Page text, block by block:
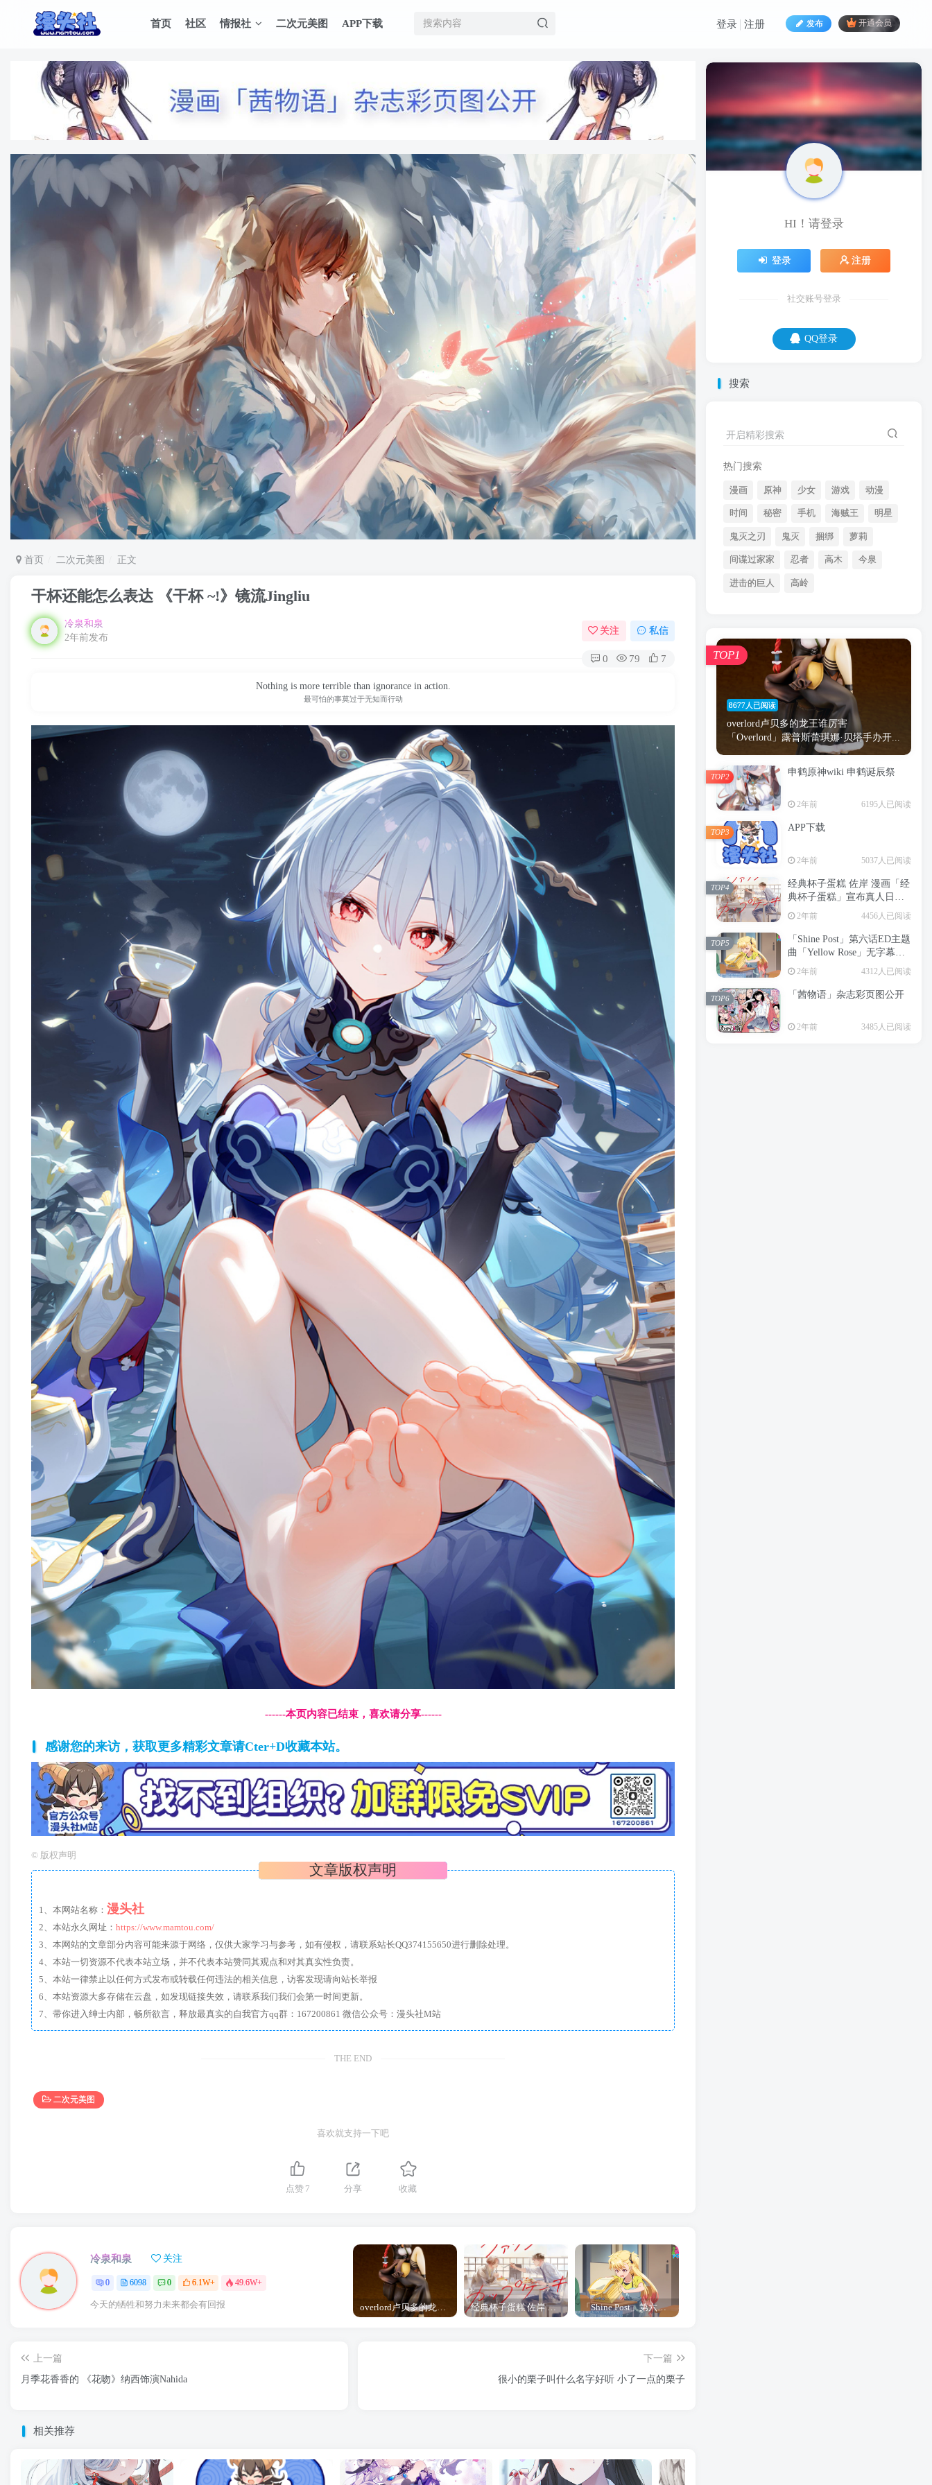
首页 社区 情报社 二次元美图 APP下载 发布 开通会员
登录 注册
首页 二次元美图 正文
干杯还能怎么表达 《干杯 ~!》镜流Jingliu
冷泉和泉
2年前发布
关注 私信
0 79 7
Nothing is more terrible than ignorance in action.
最可怕的事莫过于无知而行动
------本页内容已结束，喜欢请分享------
感谢您的来访，获取更多精彩文章请Cter+D收藏本站。
© 版权声明
文章版权声明
1、本网站名称： 漫头社
2、本站永久网址： https://www.mamtou.com/
3、本网站的文章部分内容可能来源于网络，仅供大家学习与参考，如有侵权，请联系站长QQ374155650进行删除处理。
4、本站一切资源不代表本站立场，并不代表本站赞同其观点和对其真实性负责。
5、本站一律禁止以任何方式发布或转载任何违法的相关信息，访客发现请向站长举报
6、本站资源大多存储在云盘，如发现链接失效，请联系我们我们会第一时间更新。
7、带你进入绅士内部，畅所欲言，释放最真实的自我官方qq群：167200861 微信公众号：漫头社M站
THE END
二次元美图
喜欢就支持一下吧
点赞 7 分享 收藏
冷泉和泉 关注
0 6098 0 6.1W+ 49.6W+
今天的牺牲和努力未来都会有回报 overlord卢贝多的龙王谁厉害 「Overlord」露普斯蕾琪娜·贝塔手办开订 经典杯子蛋糕 佐岸 漫画「经典杯子蛋糕」宣布真人日剧化 「Shine Post」第六话ED主题曲「Yellow Rose」无字幕MV公开
上一篇
月季花香香的 《花吻》纳西饰演Nahida
下一篇
很小的栗子叫什么名字好听 小了一点的栗子
相关推荐
HI！请登录
登录 注册
社交账号登录
QQ登录
搜索
开启精彩搜索
热门搜索
漫画 原神 少女 游戏 动漫
时间 秘密 手机 海贼王 明星
鬼灭之刃 鬼灭 捆绑 萝莉
间谍过家家 忍者 高木 今泉
进击的巨人 高岭
8677人已阅读
overlord卢贝多的龙王谁厉害
「Overlord」露普斯蕾琪娜·贝塔手办开...
TOP1
申鹤原神wiki 申鹤诞辰祭
2年前 6195人已阅读
TOP2
APP下载
2年前 5037人已阅读
TOP3
经典杯子蛋糕 佐岸 漫画「经
典杯子蛋糕」宣布真人日剧
化
2年前 4456人已阅读
TOP4
「Shine Post」第六话ED主题
曲「Yellow Rose」无字幕MV
公开
2年前 4312人已阅读
TOP5
「茜物语」杂志彩页图公开
2年前 3485人已阅读
TOP6
HI！请登录
登录 注册
社交账号登录
QQ登录
是酒不香，还是烧烤不入味，你居然想减
时间 秘密 手机 海贼王
鬼灭 捆绑 萝莉
间谍过家家 忍者 高木
进击的巨人 高岭
8677人已阅读
overlord卢贝多的龙王谁厉害
「Overlord」露普斯蕾琪娜·贝塔手办开...
TOP1
申鹤原神wiki 申鹤诞辰祭
2年前 6195人已阅读
TOP2
APP下载
2年前 5037人已阅读
TOP3
经典杯子蛋糕 佐岸 漫画「经
典杯子蛋糕」宣布真人日剧
TOP4